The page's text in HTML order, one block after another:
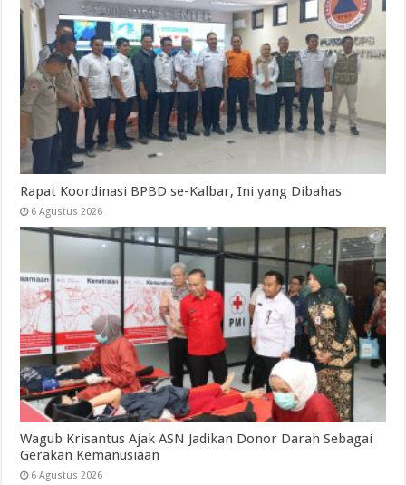
Rapat Koordinasi BPBD se-Kalbar, Ini yang Dibahas
6 Agustus 2026
Wagub Krisantus Ajak ASN Jadikan Donor Darah Sebagai
Gerakan Kemanusiaan
6 Agustus 2026